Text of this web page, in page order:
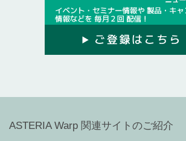
ASTERIA Warp 関連サイトのご紹介